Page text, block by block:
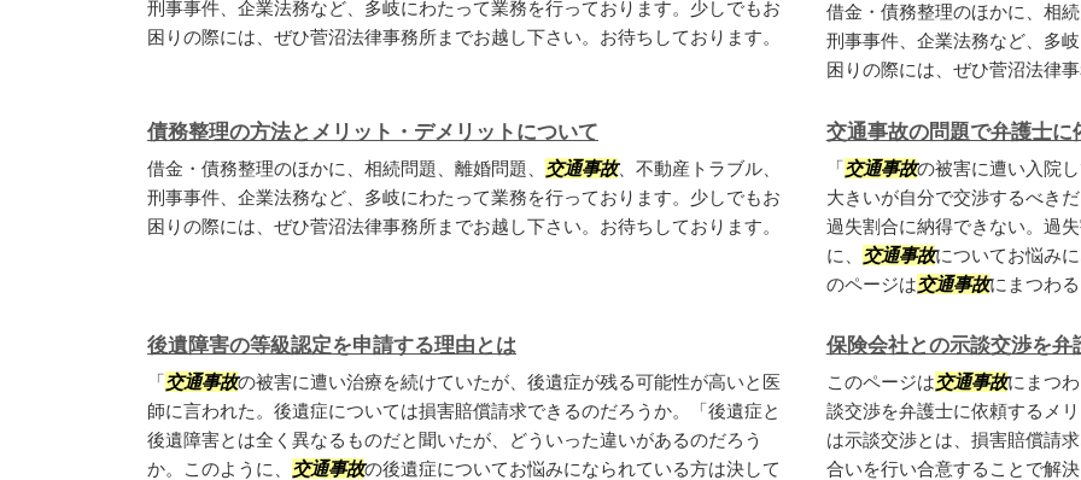
刑事事件、企業法務など、多岐にわたって業務を行っております。少しでもお
困りの際には、ぜひ菅沼法律事務所までお越し下さい。お待ちしております。
借金・債務整理のほかに、相
刑事事件、企業法務など、多
困りの際には、ぜひ菅沼法律
債務整理の方法とメリット・デメリットについて
借金・債務整理のほかに、相続問題、離婚問題、 交通事故、不動産トラブル、
刑事事件、企業法務など、多岐にわたって業務を行っております。少しでもお
困りの際には、ぜひ菅沼法律事務所までお越し下さい。お待ちしております。
交通事故の問題で弁護士に
「交通事故の被害に遭い入院
大きいが自分で交渉するべき
過失割合に納得できない。過
に、 交通事故についてお悩み
のページは交通事故にまつわ
後遺障害の等級認定を申請する理由とは
「交通事故の被害に遭い治療を続けていたが、後遺症が残る可能性が高いと医
師に言われた。後遺症については損害賠償請求できるのだろうか。「後遺症と
後遺障害とは全く異なるものだと聞いたが、どういった違いがあるのだろう
か。このように、 交通事故の後遺症についてお悩みになられている方は決して
保険会社との示談交渉を
このページは交通事故にまつ
談交渉を弁護士に依頼するメ
は示談交渉とは、損害賠償請
合いを行い合意することで解